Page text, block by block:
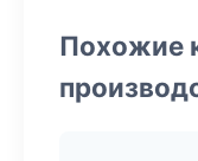
Похожие